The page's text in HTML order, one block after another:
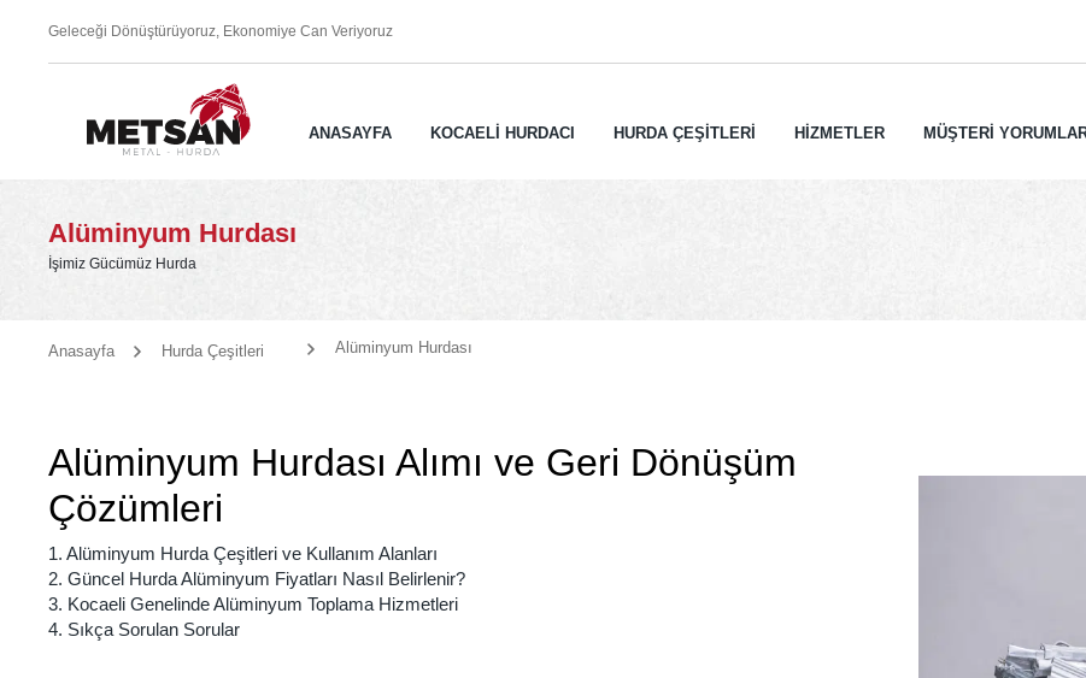
Geleceği Dönüştürüyoruz, Ekonomiye Can Veriyoruz
ANASAYFA KOCAELİ HURDACI HURDA ÇEŞİTLERİ HİZMETLER MÜŞTERİ
Alüminyum Hurdası
İşimiz Gücümüz Hurda
Anasayfa Hurda Çeşitleri Alüminyum Hurdası
Alüminyum Hurdası Alımı ve Geri Dönüşüm
Çözümleri
1. Alüminyum Hurda Çeşitleri ve Kullanım Alanları
2. Güncel Hurda Alüminyum Fiyatları Nasıl Belirlenir?
3. Kocaeli Genelinde Alüminyum Toplama Hizmetleri
4. Sıkça Sorulan Sorular